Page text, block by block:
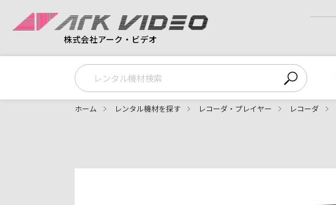
株式会社アーク・ビデオ
ホーム レンタル機材を探す レコーダ・プレイヤー レコーダ